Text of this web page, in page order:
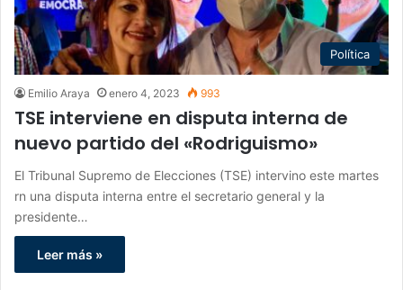
Política
Emilio Araya enero 4, 2023 993
TSE interviene en disputa interna de
nuevo partido del «Rodriguismo»
El Tribunal Supremo de Elecciones (TSE) intervino este martes
rn una disputa interna entre el secretario general y la
presidente…
Leer más »